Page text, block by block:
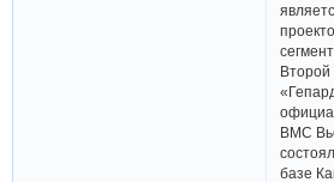
Второй
ВМС
базе